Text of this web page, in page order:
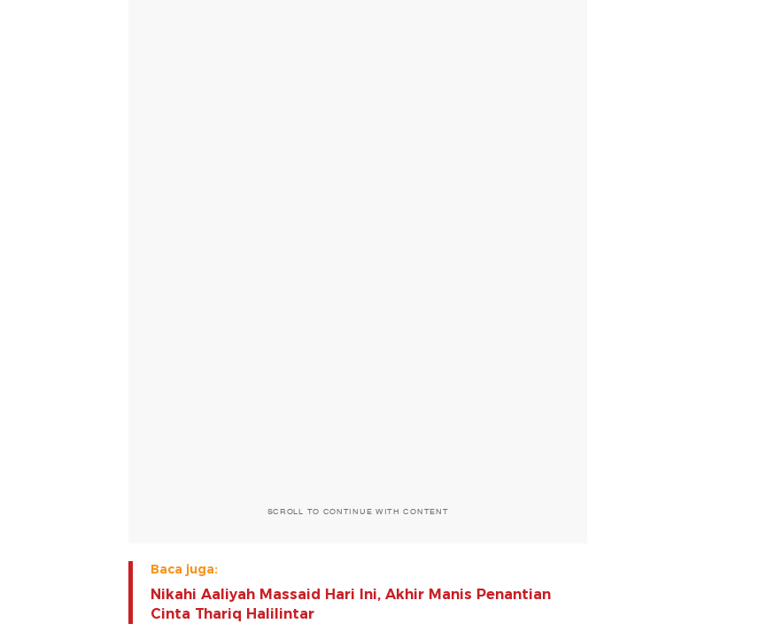
SCROLL TO CONTINUE WITH CONTENT
Baca juga:
Nikahi Aaliyah Massaid Hari Ini, Akhir Manis Penantian
Cinta Thariq Halilintar